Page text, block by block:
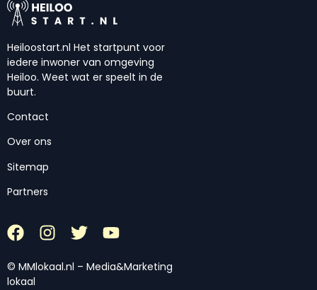
Heiloostart.nl Het startpunt voor
iedere inwoner van omgeving
Heiloo. Weet wat er speelt in de
buurt.
Contact
Over ons
Sitemap
Partners
© MMlokaal.nl – Media&Marketing
lokaal